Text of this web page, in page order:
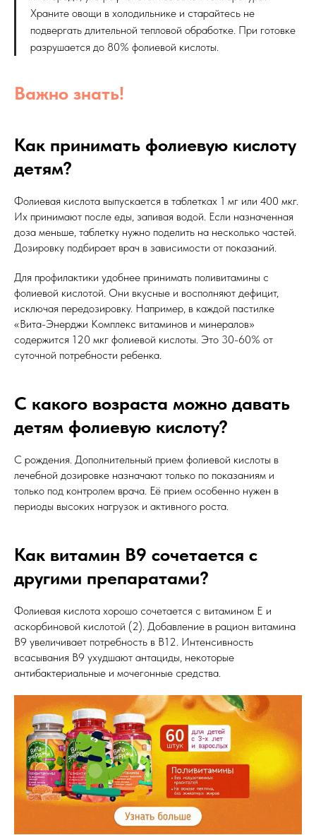
Храните овощи в холодильнике и старайтесь не
подвергать длительной тепловой обработке. При готовке
разрушается до 80% фолиевой кислоты.
Важно знать!
Как принимать фолиевую кислоту
детям?
Фолиевая кислота выпускается в таблетках 1 мг или 400 мкг.
Их принимают после еды, запивая водой. Если назначенная
доза меньше, таблетку нужно поделить на несколько частей.
Дозировку подбирает врач в зависимости от показаний.
Для профилактики удобнее принимать поливитамины с
фолиевой кислотой. Они вкусные и восполняют дефицит,
исключая передозировку. Например, в каждой пастилке
«Вита-Энерджи Комплекс витаминов и минералов»
содержится 120 мкг фолиевой кислоты. Это 30-60% от
суточной потребности ребенка.
С какого возраста можно давать
детям фолиевую кислоту?
С рождения. Дополнительный прием фолиевой кислоты в
лечебной дозировке назначают только по показаниям и
только под контролем врача. Её прием особенно нужен в
периоды высоких нагрузок и активного роста.
Как витамин В9 сочетается с
другими препаратами?
Фолиевая кислота хорошо сочетается с витамином Е и
аскорбиновой кислотой (2). Добавление в рацион витамина
В9 увеличивает потребность в В12. Интенсивность
всасывания В9 ухудшают антациды, некоторые
антибактериальные и мочегонные средства.